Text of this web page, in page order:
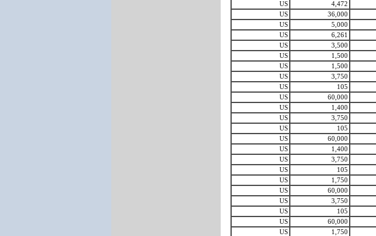
4,472
US
36,000
US
5,000
US
6,261
US
3,500
US
1,500
US
1,500
US
3,750
US
105
US
60,000
US
1,400
US
3,750
US
105
US
60,000
US
1,400
US
3,750
US
105
US
1,750
US
60,000
US
3,750
US
105
US
60,000
US
1,750
US